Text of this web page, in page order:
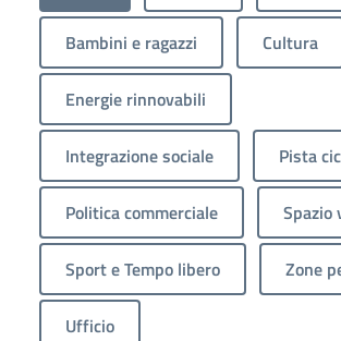
Bambini e ragazzi Cultura
Energie rinnovabili
Integrazione sociale Pista
Politica commerciale Spazio
Sport e Tempo libero Zone
Ufficio